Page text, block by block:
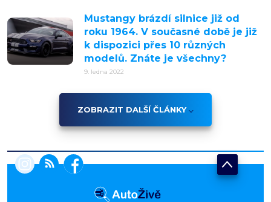
Mustangy brázdí silnice již od
roku 1964. V současné době je již
k dispozici přes 10 různých
modelů. Znáte je všechny?
9. ledna 2022
ZOBRAZIT DALŠÍ ČLÁNKY